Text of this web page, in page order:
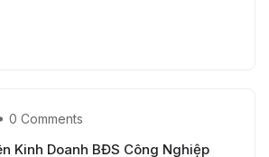
0 Comments
Kinh Doanh BĐS Công Nghiệp